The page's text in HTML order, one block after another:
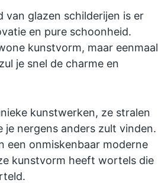
van glazen schilderijen is er
en pure schoonheid.
kunstvorm, maar eenmaal
je snel de charme en
kunstwerken, ze stralen
je nergens anders zult vinden.
een onmiskenbaar moderne
kunstvorm heeft wortels die